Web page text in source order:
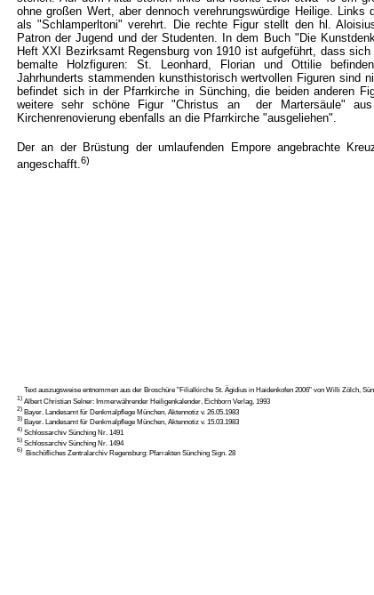
ohne großen Wert, aber dennoch verehrungswürdige Heilige.
als "Schlamperltoni" verehrt. Die rechte Figur stellt den hl.
Patron der Jugend und der Studenten. In dem Buch "Die
Heft XXI Bezirksamt Regensburg von 1910 ist aufgeführt, dass
bemalte Holzfiguren: St. Leonhard, Florian und Ottilie
Jahrhunderts stammenden kunsthistorisch wertvollen Figuren sind
befindet sich in der Pfarrkirche in Sünching, die beiden anderen
weitere sehr schöne Figur "Christus an der Martersäule"
Kirchenrenovierung ebenfalls an die Pfarrkirche "ausgeliehen".
Der an der Brüstung der umlaufenden Empore angebrachte
angeschafft. 6)
Text auszugsweise entnommen aus der Broschüre "Filialkirche St. Ägidius in Haidenkofen 2006" von Willi Zölch,
1) Albert Christian Selner: Immerwährender Heiligenkalender, Eichborn Verlag, 1993
2) Bayer. Landesamt für Denkmalpflege München, Aktennotiz v. 26.05.1983
3) Bayer. Landesamt für Denkmalpflege München, Aktennotiz v. 15.03.1983
4) Schlossarchiv Sünching Nr. 1491
5) Schlossarchiv Sünching Nr. 1494
6) Bischöfliches Zentralarchiv Regensburg: Pfarrakten Sünching Sign. 28